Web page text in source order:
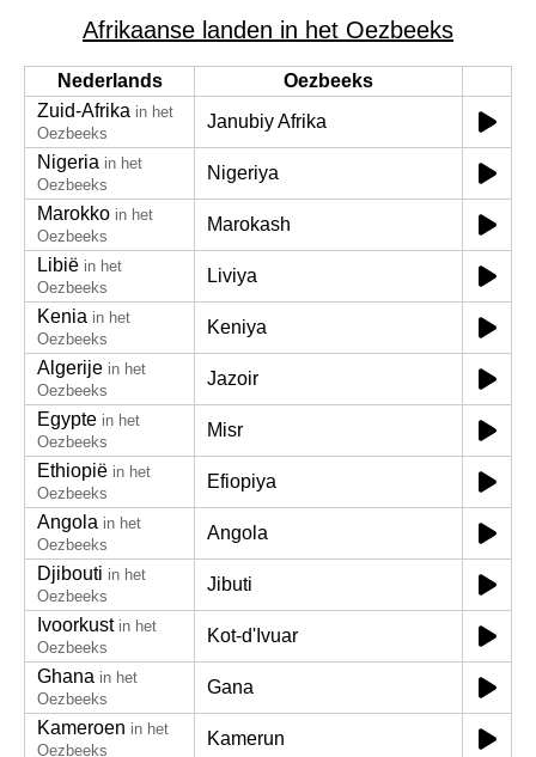
Afrikaanse landen in het Oezbeeks
Nederlands
Oezbeeks
Zuid-Afrika in het
Oezbeeks
Janubiy Afrika
Nigeria in het
Oezbeeks
Nigeriya
Marokko in het
Oezbeeks
Marokash
Libië in het
Oezbeeks
Liviya
Kenia in het
Oezbeeks
Keniya
Algerije in het
Oezbeeks
Jazoir
Egypte in het
Oezbeeks
Misr
Ethiopië in het
Oezbeeks
Efiopiya
Angola in het
Oezbeeks
Angola
Djibouti in het
Oezbeeks
Jibuti
Ivoorkust in het
Oezbeeks
Kot-d'Ivuar
Ghana in het
Oezbeeks
Gana
Kameroen in het
Oezbeeks
Kamerun